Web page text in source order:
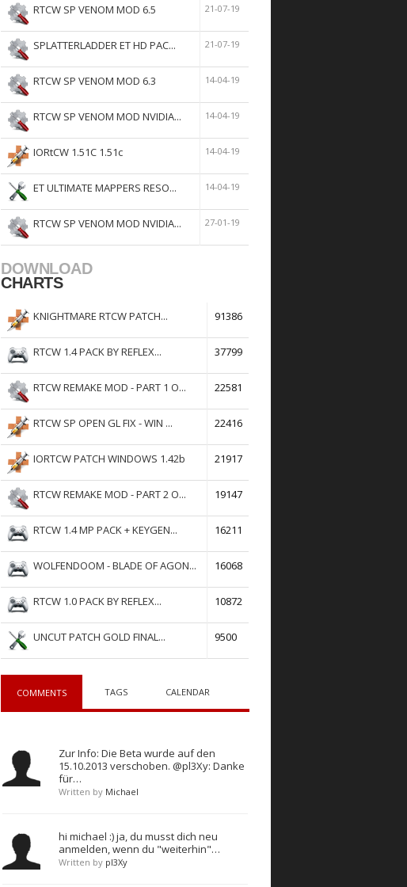
RTCW SP VENOM MOD 6.5 21-07-19
SPLATTERLADDER ET HD PAC... 21-07-19
RTCW SP VENOM MOD 6.3 14-04-19
RTCW SP VENOM MOD NVIDIA... 14-04-19
IORtCW 1.51C 1.51c 14-04-19
ET ULTIMATE MAPPERS RESO... 14-04-19
RTCW SP VENOM MOD NVIDIA... 27-01-19
DOWNLOAD
CHARTS
KNIGHTMARE RTCW PATCH... 91386
RTCW 1.4 PACK BY REFLEX... 37799
RTCW REMAKE MOD - PART 1 O... 22581
RTCW SP OPEN GL FIX - WIN ... 22416
IORTCW PATCH WINDOWS 1.42b 21917
RTCW REMAKE MOD - PART 2 O... 19147
RTCW 1.4 MP PACK + KEYGEN... 16211
WOLFENDOOM - BLADE OF AGON... 16068
RTCW 1.0 PACK BY REFLEX... 10872
UNCUT PATCH GOLD FINAL... 9500
COMMENTS TAGS CALENDAR
Zur Info: Die Beta wurde auf den
15.10.2013 verschoben. @pl3Xy: Danke
für…
Written by Michael
hi michael :) ja, du musst dich neu
anmelden, wenn du "weiterhin"…
Written by pl3Xy